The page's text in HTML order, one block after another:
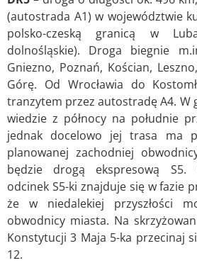
(autostrada A1) w województwie
polsko-czeską granicą w
dolnośląskie). Droga biegnie
Gniezno, Poznań, Kościan,
Górę. Od Wrocławia do
tranzytem przez autostradę A4. W
wiedzie z północy na południe
jednak docelowo jej trasa ma
planowanej zachodniej
będzie drogą ekspresową S5.
odcinek S5-ki znajduje się w fazie
że w niedalekiej przyszłości
obwodnicy miasta. Na
Konstytucji 3 Maja 5-ka przecinaj
12.